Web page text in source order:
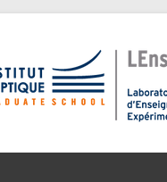
Expérimental